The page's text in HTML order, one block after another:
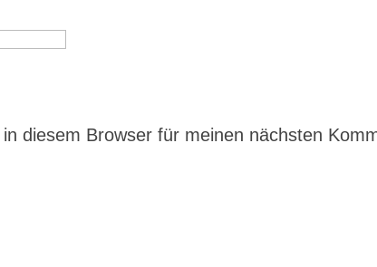
diesem Browser für meinen nächsten